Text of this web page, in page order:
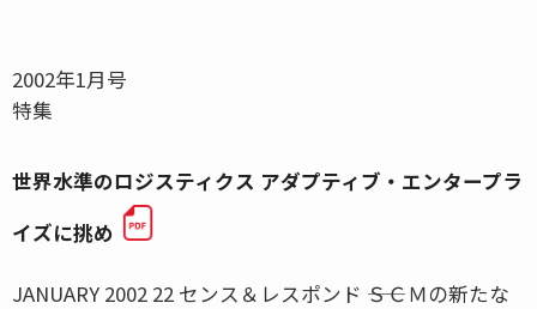
2002年1月号
特集
世界水準のロジスティクス アダプティブ・エンタープラ
イズに挑め
JANUARY 2002 22 センス＆レスポンド ――ＳＣＭの新たな